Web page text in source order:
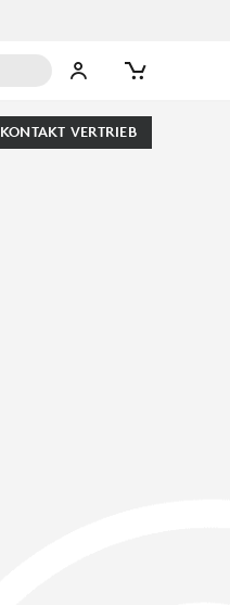
KONTAKT VERTRIEB